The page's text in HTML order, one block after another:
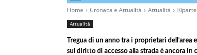
Home Cronaca e Attualità Attualità
Attualità
Tregua di un anno tra i proprietari
sul diritto di accesso alla strada è ancora in